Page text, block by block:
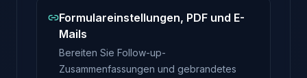
Formulareinstellungen, PDF und E-
Mails
Bereiten Sie Follow-up-
Zusammenfassungen und gebrandetes